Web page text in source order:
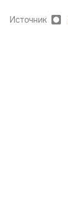
Источник